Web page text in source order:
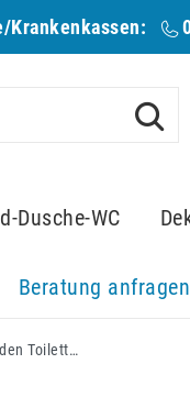
Krankenkassen:
Dusche-WC
Beratung anfragen
*ausverkauft* Toilettensitzerhöhung Aquatec AT 90 Ergo, HMV, erhöht den Toilettensitz um 10 cm, mit Deckel (nicht mehr lieferbar - neu: PURE CALA)